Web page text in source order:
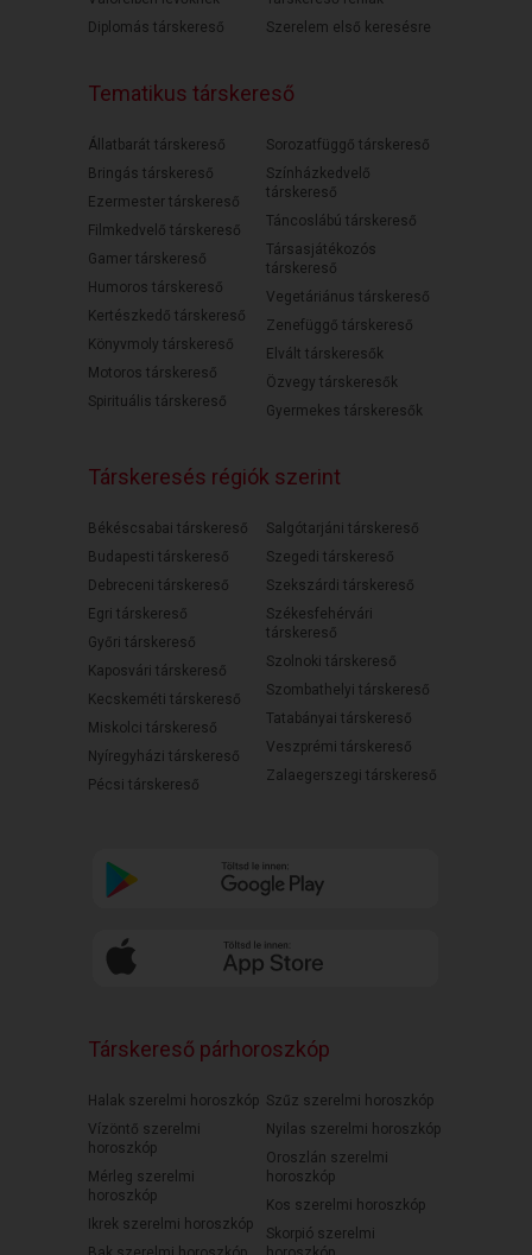
Diplomás társkereső
Szerelem első keresésre
Tematikus társkereső
Állatbarát társkereső
Bringás társkereső
Ezermester társkereső
Filmkedvelő társkereső
Gamer társkereső
Humoros társkereső
Kertészkedő társkereső
Könyvmoly társkereső
Motoros társkereső
Spirituális társkereső
Sorozatfüggő társkereső
Színházkedvelő
társkereső
Táncoslábú társkereső
Társasjátékozós
társkereső
Vegetáriánus társkereső
Zenefüggő társkereső
Elvált társkeresők
Özvegy társkeresők
Gyermekes társkeresők
Társkeresés régiók szerint
Békéscsabai társkereső
Budapesti társkereső
Debreceni társkereső
Egri társkereső
Győri társkereső
Kaposvári társkereső
Kecskeméti társkereső
Miskolci társkereső
Nyíregyházi társkereső
Pécsi társkereső
Salgótarjáni társkereső
Szegedi társkereső
Szekszárdi társkereső
Székesfehérvári
társkereső
Szolnoki társkereső
Szombathelyi társkereső
Tatabányai társkereső
Veszprémi társkereső
Zalaegerszegi társkereső
Társkereső párhoroszkóp
Halak szerelmi horoszkóp
Vízöntő szerelmi
horoszkóp
Mérleg szerelmi
horoszkóp
Ikrek szerelmi horoszkóp
Szűz szerelmi horoszkóp
Nyilas szerelmi horoszkóp
Oroszlán szerelmi
horoszkóp
Kos szerelmi horoszkóp
Skorpió szerelmi